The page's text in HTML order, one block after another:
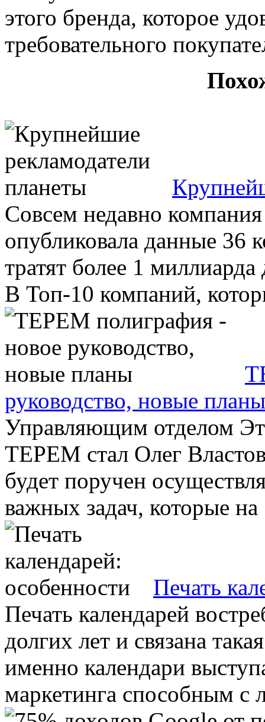
этого бренда, которое
требовательного
Совсем недавно
опубликовала данные 36
тратят более 1
В Топ-10 компаний,
руководство, новые планы
Управляющим отделом
ТЕРЕМ стал Олег
будет поручен
важных задач, которые на
Печать
Печать календарей
долгих лет и связана
именно календари
маркетинга способным с